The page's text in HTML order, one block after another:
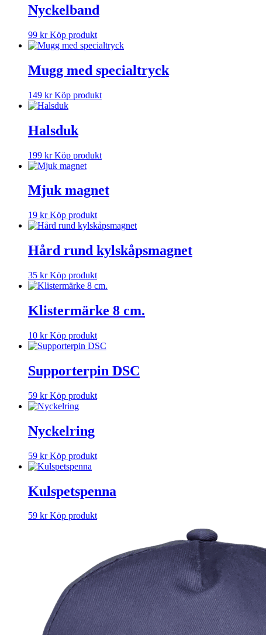
Nyckelband
99 kr Köp produkt
Mugg med specialtryck
149 kr Köp produkt
Halsduk
199 kr Köp produkt
Mjuk magnet
19 kr Köp produkt
Hård rund kylskåpsmagnet
35 kr Köp produkt
Klistermärke 8 cm.
10 kr Köp produkt
Supporterpin DSC
59 kr Köp produkt
Nyckelring
59 kr Köp produkt
Kulspetspenna
59 kr Köp produkt